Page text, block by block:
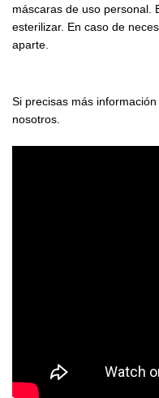
máscaras de uso personal.
esterilizar. En caso de
aparte.
Si precisas más
nosotros.